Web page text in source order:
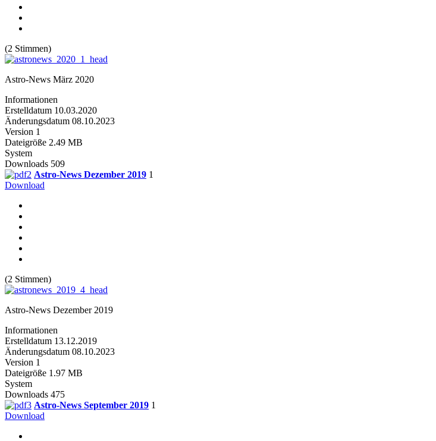
(2 Stimmen)
Astro-News März 2020
Informationen
Erstelldatum 10.03.2020
Änderungsdatum 08.10.2023
Version 1
Dateigröße 2.49 MB
System
Downloads 509
Astro-News Dezember 2019 1
Download
(2 Stimmen)
Astro-News Dezember 2019
Informationen
Erstelldatum 13.12.2019
Änderungsdatum 08.10.2023
Version 1
Dateigröße 1.97 MB
System
Downloads 475
Astro-News September 2019 1
Download